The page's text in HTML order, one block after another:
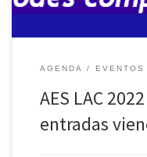
AGENDA EVENTOS
AES LAC
entradas